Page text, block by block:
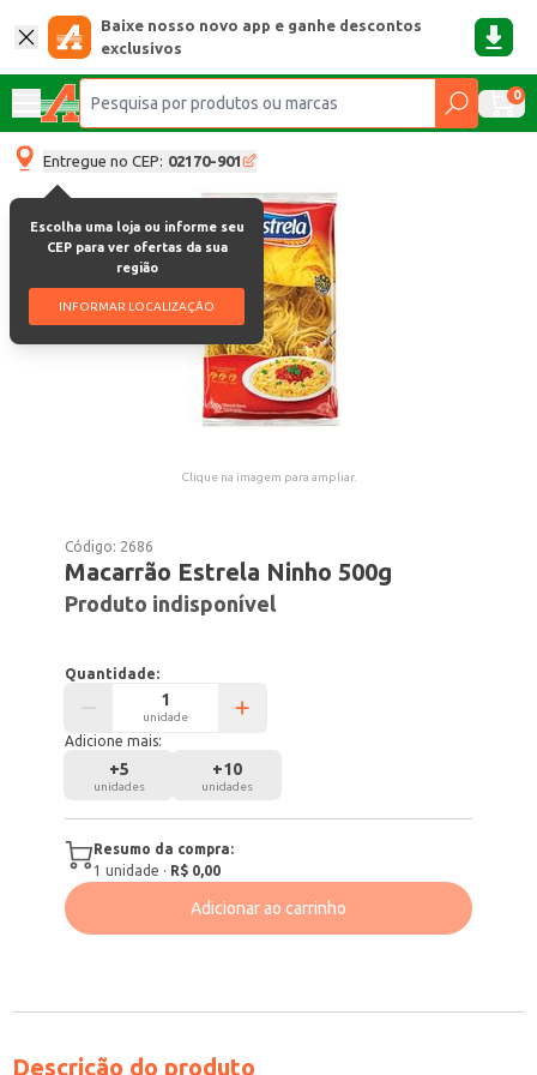
Baixe nosso novo app e ganhe descontos
exclusivos
0
Entregue no CEP: 02170-901
Escolha uma loja ou informe seu
CEP para ver ofertas da sua
região
INFORMAR LOCALIZAÇÃO
Clique na imagem para ampliar.
Código: 2686
Macarrão Estrela Ninho 500g
Produto indisponível
Quantidade:
unidade
Adicione mais:
+5
unidades
+10
unidades
Resumo da compra:
1 unidade · R$ 0,00
Adicionar ao carrinho
Descrição do produto